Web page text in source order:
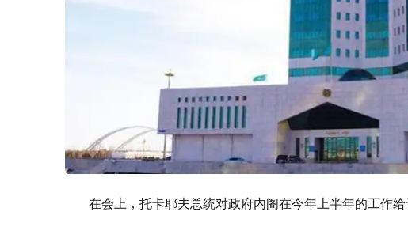
在会上，托卡耶夫总统对政府内阁在今年上半年的工作给